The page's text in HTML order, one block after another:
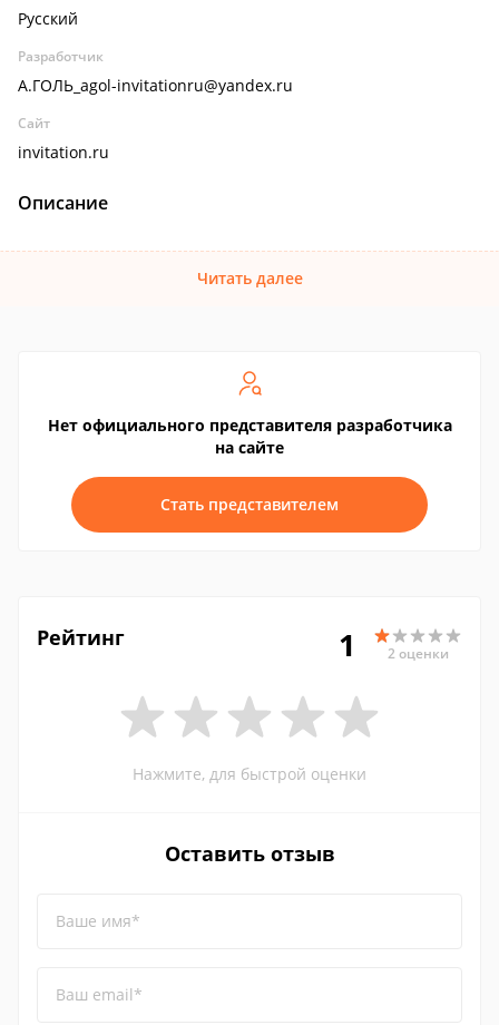
Русский
Разработчик
А.ГОЛЬ_agol-invitationru@yandex.ru
Сайт
invitation.ru
Описание
Читать далее
Нет официального представителя разработчика
на сайте
Стать представителем
Рейтинг 1 2 оценки
Нажмите, для быстрой оценки
Оставить отзыв
Ваше имя*
Ваш email*